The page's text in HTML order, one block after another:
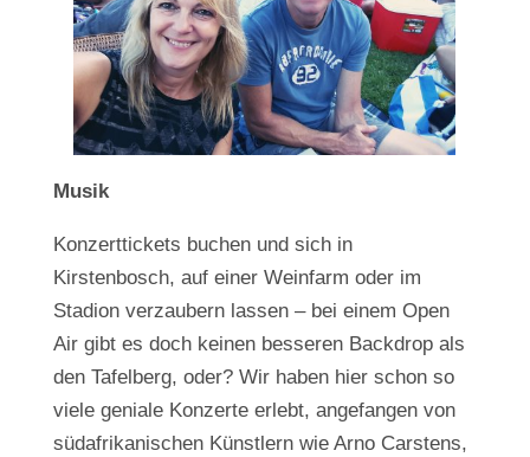
Musik
Konzerttickets buchen und sich in
Kirstenbosch, auf einer Weinfarm oder im
Stadion verzaubern lassen – bei einem Open
Air gibt es doch keinen besseren Backdrop als
den Tafelberg, oder? Wir haben hier schon so
viele geniale Konzerte erlebt, angefangen von
südafrikanischen Künstlern wie Arno Carstens,